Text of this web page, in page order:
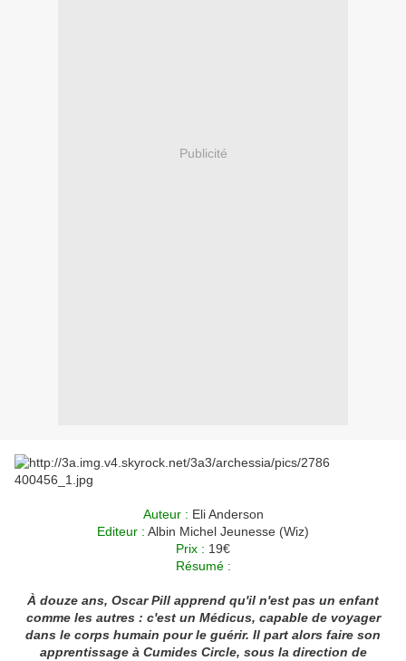
Publicité
Auteur : Eli Anderson
Editeur : Albin Michel Jeunesse (Wiz)
Prix : 19€
Résumé :
À douze ans, Oscar Pill apprend qu'il n'est pas un enfant
comme les autres : c'est un Médicus, capable de voyager
dans le corps humain pour le guérir. Il part alors faire son
apprentissage à Cumides Circle, sous la direction de